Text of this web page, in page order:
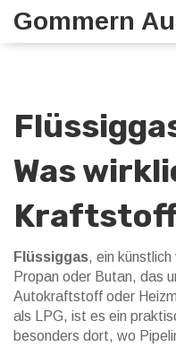
Gommern
Was
Kraftstoff
Flüssiggas, ein
Propan oder Butan, das
Autokraftstoff oder
als
LPG, ist es ein
besonders dort, wo